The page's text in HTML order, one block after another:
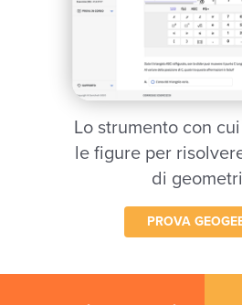
Lo strumento con
le figure per
di
PROVA